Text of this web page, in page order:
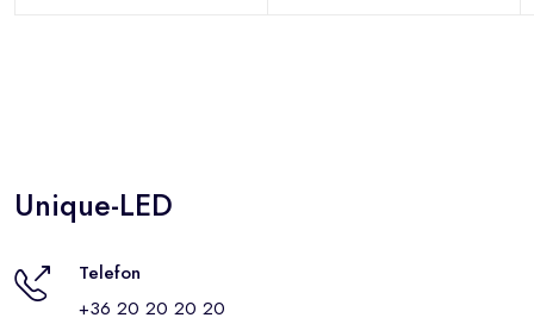
Unique-LED
Telefon
+36 20 20 20 20